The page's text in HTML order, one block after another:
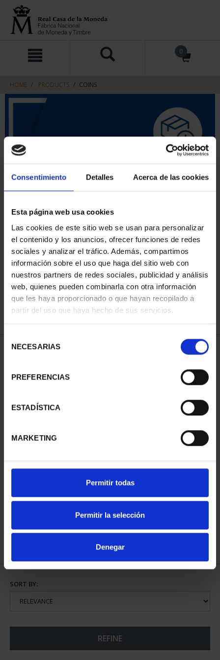
Consentimiento Detalles Acerca de las cookies
Esta página web usa cookies
Las cookies de este sitio web se usan para personalizar
el contenido y los anuncios, ofrecer funciones de redes
sociales y analizar el tráfico. Además, compartimos
información sobre el uso que haga del sitio web con
nuestros partners de redes sociales, publicidad y análisis
web, quienes pueden combinarla con otra información
que les haya proporcionado o que hayan recopilado a
partir del uso que haya hecho de sus servicios.
NECESARIAS
PREFERENCIAS
ESTADÍSTICA
MARKETING
Permitir todas
Permitir la selección
Denegar
navigation
0
HOME PRODUCTS COINS
SORT BY:
REFINE
1 Products found
MARIA DE MAEZTU
€140.00
SORT BY:
REFINE